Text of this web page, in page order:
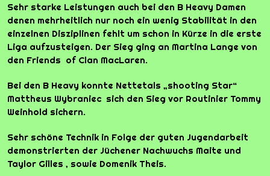
Sehr starke Leistungen auch bei den B Heavy Damen
denen mehrheitlich nur noch ein wenig Stabilität in den
einzelnen Disziplinen fehlt um schon in Kürze in die erste
Liga aufzusteigen. Der Sieg ging an Martina Lange von
den Friends of Clan MacLaren.
Bei den B Heavy konnte Nettetals „shooting Star“
Mattheus Wybraniec sich den Sieg vor Routinier Tommy
Weinhold sichern.
Sehr schöne Technik in Folge der guten Jugendarbeit
demonstrierten der Jüchener Nachwuchs Maite und
Taylor Gilles , sowie Domenik Theis.